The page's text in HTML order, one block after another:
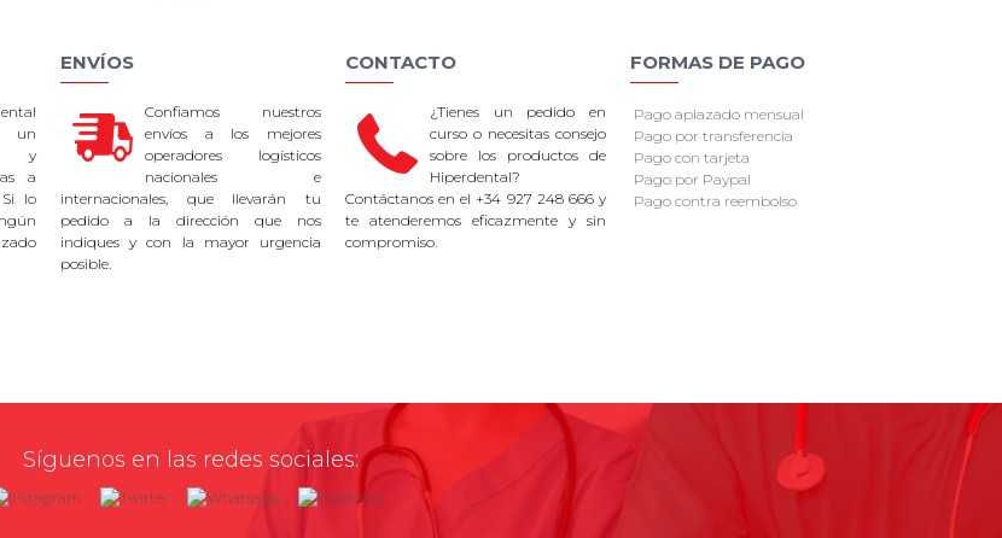
un
y
a
Si lo
ENVÍOS
Confiamos nuestros
envíos a los mejores
operadores logísticos
nacionales e
internacionales, que llevarán tu
pedido a la dirección que nos
indiques y con la mayor urgencia
posible.
CONTACTO
¿Tienes un pedido en
curso o necesitas consejo
sobre los productos de
Hiperdental?
Contáctanos en el +34 927 248 666 y
te atenderemos eficazmente y sin
compromiso.
FORMAS DE PAGO
Pago aplazado mensual
Pago por transferencia
Pago con tarjeta
Pago por Paypal
Pago contra reembolso
Síguenos en las redes sociales: